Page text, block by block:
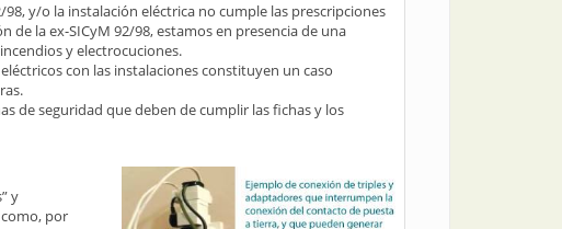
y/o la instalación eléctrica no cumple las prescripciones
de la ex-SICyM 92/98, estamos en presencia de una
y electrocuciones.
con las instalaciones constituyen un caso
de seguridad que deben de cumplir las fichas y los
y
por